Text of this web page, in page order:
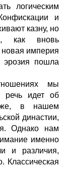
логическим
и
казну, но
как вновь
новая империя
эрозия пошла
мы
речь идет об
в нашем
династии,
Однако нам
именно
и различия,
Классическая